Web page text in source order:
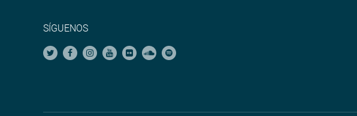
SÍGUENOS